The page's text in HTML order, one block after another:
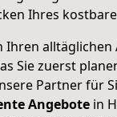
Ihres
Ihren alltäglichen
Sie zuerst
Partner für
Angebote in